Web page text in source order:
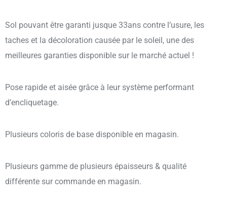
Sol pouvant être garanti jusque 33ans contre l’usure, les
taches et la décoloration causée par le soleil, une des
meilleures garanties disponible sur le marché actuel !
Pose rapide et aisée grâce à leur système performant
d’encliquetage.
Plusieurs coloris de base disponible en magasin.
Plusieurs gamme de plusieurs épaisseurs & qualité
différente sur commande en magasin.